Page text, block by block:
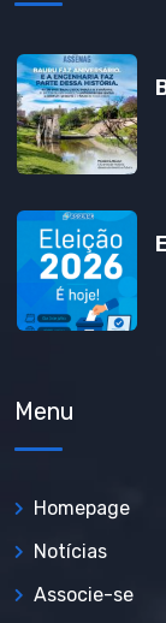
Menu
Homepage
Notícias
Associe-se